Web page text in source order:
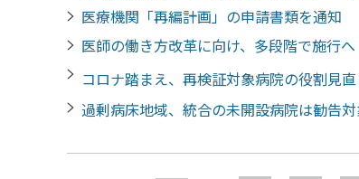
医療機関「再編計画」の申請書類を通
医師の働き方改革に向け、多段階で施
コロナ踏まえ、再検証対象病院の役割
過剰病床地域、統合の未開設病院は勧
ペ